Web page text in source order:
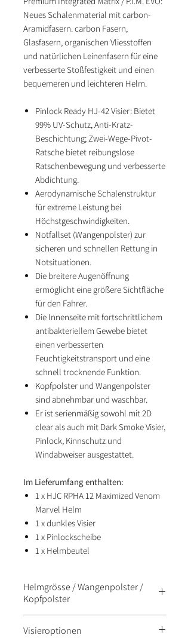
Neues Schalenmaterial mit carbon-
Aramidfasern. carbon Fasern,
Glasfasern, organischen Vliesstoffen
und natürlichen Leinenfasern für eine
verbesserte Stoßfestigkeit und einen
bequemeren und leichteren Helm.
Pinlock Ready HJ-42 Visier: Bietet
99% UV-Schutz, Anti-Kratz-
Beschichtung; Zwei-Wege-Pivot-
Ratsche bietet reibungslose
Ratschenbewegung und verbesserte
Abdichtung.
Aerodynamische Schalenstruktur
für extreme Leistung bei
Höchstgeschwindigkeiten.
Notfallset (Wangenpolster) zur
sicheren und schnellen Rettung in
Notsituationen.
Die breitere Augenöffnung
ermöglicht eine größere Sichtfläche
für den Fahrer.
Die Innenseite mit fortschrittlichem
antibakteriellem Gewebe bietet
einen verbesserten
Feuchtigkeitstransport und eine
schnell trocknende Funktion.
Kopfpolster und Wangenpolster
sind abnehmbar und waschbar.
Er ist serienmäßig sowohl mit 2D
clear als auch mit Dark Smoke Visier,
Pinlock, Kinnschutz und
Windabweiser ausgestattet.
Im Lieferumfang enthalten:
1 x HJC RPHA 12 Maximized Venom
Marvel Helm
1 x dunkles Visier
1 x Pinlockscheibe
1 x Helmbeutel
Helmgrösse / Wangenpolster /
Kopfpolster
Grösse
Wangenploster
Visieroptionen